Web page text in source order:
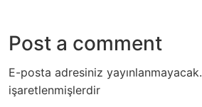
Post a comment
E-posta adresiniz yayınlanmayacak.
işaretlenmişlerdir